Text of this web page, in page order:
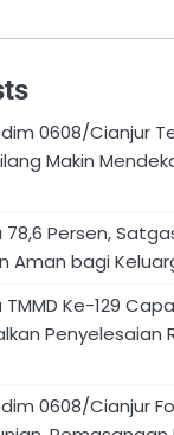
0608/Cianjur
Makin
Persen,
Aman bagi
Ke-129
Penyelesaian
0608/Cianjur